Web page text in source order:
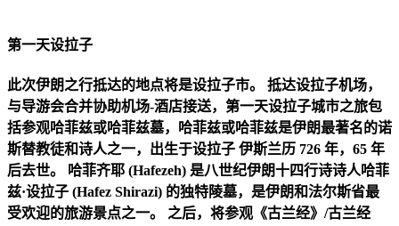
第一天设拉子
此次伊朗之行抵达的地点将是设拉子市。 抵达设拉子机场，
与导游会合并协助机场-酒店接送，第一天设拉子城市之旅包
括参观哈菲兹或哈菲兹墓，哈菲兹或哈菲兹是伊朗最著名的诺
斯替教徒和诗人之一，出生于设拉子 伊斯兰历 726 年，65 年
后去世。 哈菲齐耶 (Hafezeh) 是八世纪伊朗十四行诗诗人哈菲
兹·设拉子 (Hafez Shirazi) 的独特陵墓，是伊朗和法尔斯省最
受欢迎的旅游景点之一。 之后，将参观《古兰经》/古兰经